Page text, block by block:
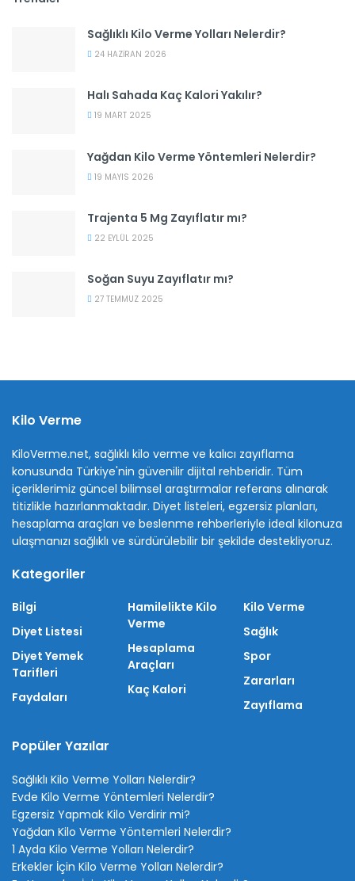
Sağlıklı Kilo Verme Yolları Nelerdir?
24 HAZIRAN 2026
Halı Sahada Kaç Kalori Yakılır?
19 MART 2025
Yağdan Kilo Verme Yöntemleri Nelerdir?
19 MAYIS 2026
Trajenta 5 Mg Zayıflatır mı?
22 EYLÜL 2025
Soğan Suyu Zayıflatır mı?
27 TEMMUZ 2025
Kilo Verme
KiloVerme.net, sağlıklı kilo verme ve kalıcı zayıflama
konusunda Türkiye'nin güvenilir dijital rehberidir. Tüm
içeriklerimiz güncel bilimsel araştırmalar referans alınarak
titizlikle hazırlanmaktadır. Diyet listeleri, egzersiz planları,
hesaplama araçları ve beslenme rehberleriyle ideal kilonuza
ulaşmanızı sağlıklı ve sürdürülebilir bir şekilde destekliyoruz.
Kategoriler
Bilgi
Diyet Listesi
Diyet Yemek
Tarifleri
Faydaları
Hamilelikte Kilo
Verme
Hesaplama
Araçları
Kaç Kalori
Kilo Verme
Sağlık
Spor
Zararları
Zayıflama
Popüler Yazılar
Sağlıklı Kilo Verme Yolları Nelerdir?
Evde Kilo Verme Yöntemleri Nelerdir?
Egzersiz Yapmak Kilo Verdirir mi?
Yağdan Kilo Verme Yöntemleri Nelerdir?
1 Ayda Kilo Verme Yolları Nelerdir?
Erkekler İçin Kilo Verme Yolları Nelerdir?